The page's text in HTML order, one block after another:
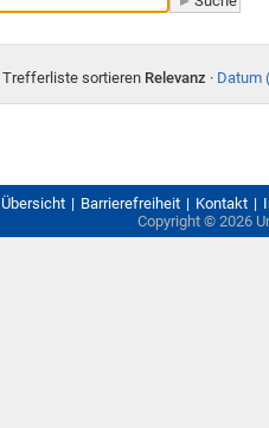
Trefferliste sortieren Relevanz · Datum
Übersicht Barrierefreiheit Kontakt
Copyright © 2026